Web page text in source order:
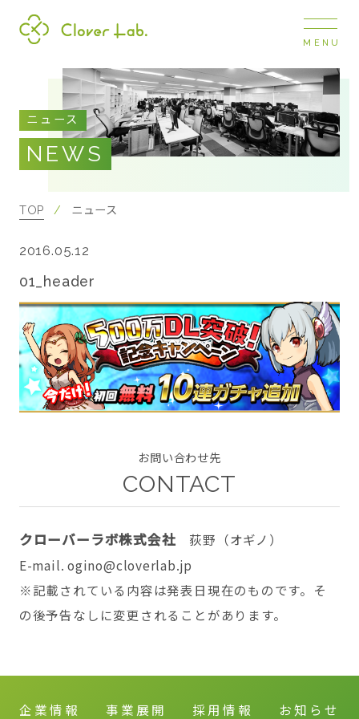
COMPANY
企業情報
ナビ
事業展開
RECRUIT
採用情報
NEWS
お知らせ
twitter facebook instagram
MENU
ニュース
NEWS
TOP ニュース
01_header
2016.05.12
お問い合わせ先
CONTACT
クローバーラボ株式会社 荻野（オギノ）
E-mail. ogino@cloverlab.jp
※記載されている内容は発表日現在のものです。そ
の後予告なしに変更されることがあります。
企業情報 事業展開 採用情報 お知らせ